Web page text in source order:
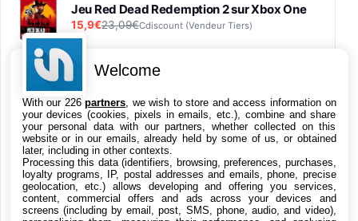
Jeu Red Dead Redemption 2 sur Xbox One
15,9€23,09€Cdiscount (Vendeur Tiers)
LaCie d2 Professional 4 To, disque dur
externe portable et de bureau HDD – USB-C
USB 3.0, 7 200 tr/min, disques d'entreprise,
pour Mac et PC, abonnement de 1 mois à
Adobe CC (STHA4000800)
199€282,13€ Cdiscount (Vendeur Tiers)
HP USB-C to USB 3.0 Adapter
20,26€25,99€Amazon
Welcome
With our 226partners , we wish to store and access information on
your devices (cookies, pixels in emails, etc.), combine and share
your personal data with our partners, whether collected on this
website or in our emails, already held by some of us, or obtained
later, including in other contexts.
Processing this data (identifiers, browsing, preferences, purchases,
loyalty programs, IP, postal addresses and emails, phone, precise
geolocation, etc.) allows developing and offering you services,
content, commercial offers and ads across your devices and
screens (including by email, post, SMS, phone, audio, and video),